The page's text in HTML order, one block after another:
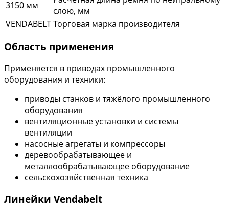
3150 мм
слою, мм
VENDABELTТорговая марка производителя
Область применения
Применяется в приводах промышленного
оборудования и техники:
приводы станков и тяжёлого промышленного
оборудования
вентиляционные установки и системы
вентиляции
насосные агрегаты и компрессоры
деревообрабатывающее и
металлообрабатывающее оборудование
сельскохозяйственная техника
Линейки Vendabelt